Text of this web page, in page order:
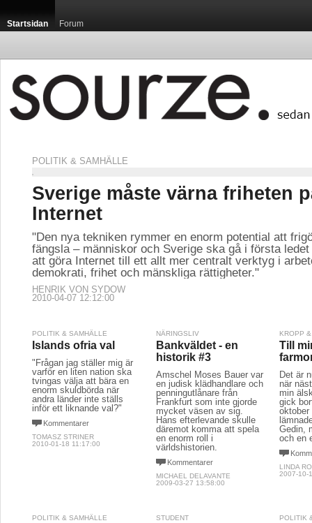
Startsidan Forum
POLITIK & SAMHÄLLE
Sverige måste värna friheten
Internet
"Den nya tekniken rymmer en enorm potential att
fängsla – människor och Sverige ska gå i första
att göra Internet till ett allt mer centralt verktyg i
demokrati, frihet och mänskliga rättigheter."
HENRIK VON SYDOW
2010-04-07 12:12:00
POLITIK & SAMHÄLLE
Islands ofria val
"Frågan jag ställer mig är
varför en liten nation ska
tvingas välja att bära en
enorm skuldbörda när
andra länder inte ställs
inför ett liknande val?"
Kommentarer
TOMASZ STRINER
2010-01-18 11:17:00
NÄRINGSLIV
Bankväldet - en
historik #3
Amschel Moses Bauer var
en judisk klädhandlare och
penningutlånare från
Frankfurt som inte gjorde
mycket väsen av sig.
Hans efterlevande skulle
däremot komma att spela
en enorm roll i
världshistorien.
Kommentarer
MICHAEL DELAVANTE
2009-03-27 13:58:00
KROPP
Till
Det är
när
min
gick
oktober
Gedin,
och en
LINDA
2007-10-
POLITIK & SAMHÄLLE STUDENT POLITIK